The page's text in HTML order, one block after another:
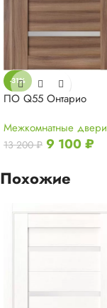
-31%
ПО Q55 Онтарио
Межкомнатные двери
13 200₽ 9 100₽
Похожие